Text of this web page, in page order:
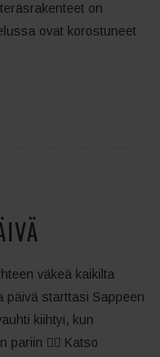
on
ovat korostuneet
väkeä kaikilta
päivä starttasi Sappeen
kiihtyi, kun
pariin 🚴‍♂️ Katso